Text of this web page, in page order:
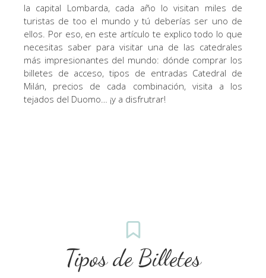
la capital Lombarda, cada año lo visitan miles de
turistas de too el mundo y tú deberías ser uno de
ellos. Por eso, en este artículo te explico todo lo que
necesitas saber para visitar una de las catedrales
más impresionantes del mundo: dónde comprar los
billetes de acceso, tipos de entradas Catedral de
Milán, precios de cada combinación, visita a los
tejados del Duomo… ¡y a disfrutrar!
Tipos de Billetes